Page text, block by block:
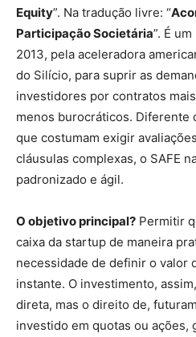
Equity”. Na tradução livre: “
Participação Societária”. É
2013, pela aceleradora
do Silício, para suprir as
investidores por contratos
menos burocráticos. Diferente
que costumam exigir
cláusulas complexas, o SAFE
padronizado e ágil.
O objetivo principal? Permitir
caixa da startup de maneira
necessidade de definir o valor
instante. O investimento,
direta, mas o direito de,
investido em quotas ou ações,